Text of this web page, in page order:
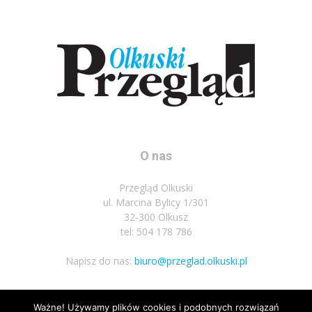
O nas
Przegląd Olkuski
ul. Marcina Bylicy 1/301
32-300 Olkusz
tel: 504 178 786
Napisz do nas: biuro@przeglad.olkuski.pl
Ważne! Używamy plików cookies i podobnych rozwiązań